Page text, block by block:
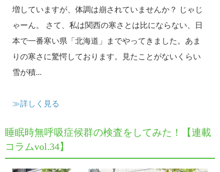
増していますが、体調は崩されていませんか？ じゃじ
ゃーん。 さて、私は関西の寒さとは比にならない、日
本で一番寒い県「北海道」までやってきました。あま
りの寒さに驚愕しております。見たことがないくらい
雪が積...
≫詳しく見る
睡眠時無呼吸症候群の検査をしてみた！【連載
コラムvol.34】